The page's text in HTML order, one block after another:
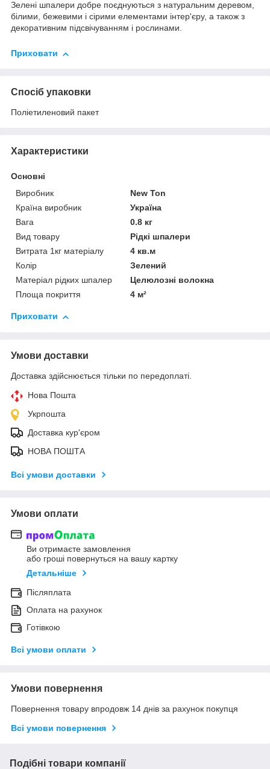
Зелені шпалери добре поєднуються з натуральним деревом,
білими, бежевими і сірими елементами інтер'єру, а також з
декоративним підсвічуванням і рослинами.
Приховати
Спосіб упаковки
Поліетиленовий пакет
Характеристики
Основні
Виробник
New Ton
Країна виробник
Україна
Вага
0.8 кг
Вид товару
Рідкі шпалери
Витрата 1кг матеріалу
4 кв.м
Колір
Зелений
Матеріал рідких шпалер
Целюлозні волокна
Площа покриття
4 м²
Приховати
Умови доставки
Доставка здійснюється тільки по передоплаті.
Нова Пошта
Укрпошта
Доставка кур'єром
НОВА ПОШТА
Всі умови доставки
Умови оплати
Ви отримаєте замовлення
або гроші повернуться на вашу картку
Детальніше
Післяплата
Оплата на рахунок
Готівкою
Всі умови оплати
Умови повернення
Повернення товару впродовж 14 днів за рахунок покупця
Всі умови повернення
Подібні товари компанії